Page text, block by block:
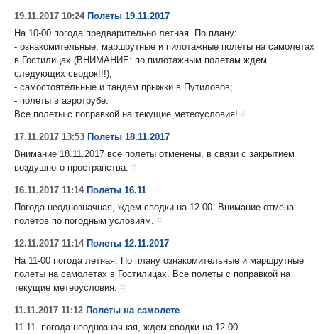
19.11.2017 10:24 Полеты 19.11.2017
На 10-00 погода предварительно летная. По плану:
- ознакомительные, маршрутные и пилотажные полеты на самолетах
в Гостилицах (ВНИМАНИЕ: по пилотажным полетам ждем
следующих сводок!!!);
- самостоятельные и тандем прыжки в Путиловов;
- полеты в аэротрубе.
Все полеты с поправкой на текущие метеоусловия! #
17.11.2017 13:53 Полеты 18.11.2017
Внимание 18.11.2017 все полеты отменены, в связи с закрытием
воздушного пространства. #
16.11.2017 11:14 Полеты 16.11
Погода неоднозначная, ждем сводки на 12.00 Внимание отмена
полетов по погодным условиям. #
12.11.2017 11:14 Полеты 12.11.2017
На 11-00 погода летная. По плану ознакомительные и маршрутные
полеты на самолетах в Гостилицах. Все полеты с поправкой на
текущие метеоусловия. #
11.11.2017 11:12 Полеты на самолете
11.11 погода неоднозначная, ждем сводки на 12.00